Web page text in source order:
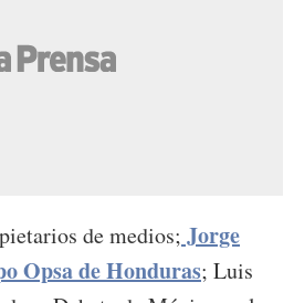
de medios; Jorge
Opsa de Honduras; Luis